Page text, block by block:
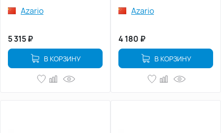
Azario
5 315₽
В КОРЗИНУ
Azario
4 180 ₽
В КОРЗИНУ